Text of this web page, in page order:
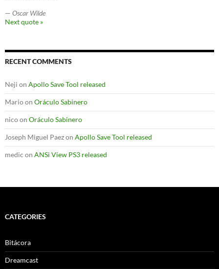
— Oscar Wilde
Next quote »
RECENT COMMENTS
Neji on Apollo Save Tool released
Marioon Oráculo Sabinero
nicoon Oráculo Sabinero
Joseph Miguel Paezon Apollo Save Tool released
medic on ANSi View PS3 released
CATEGORIES
Bitácora
Dreamcast